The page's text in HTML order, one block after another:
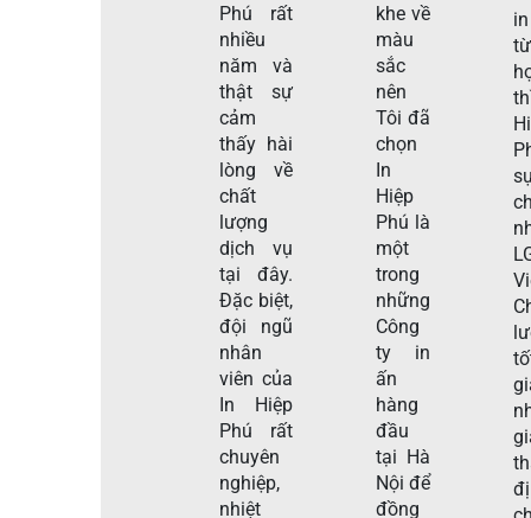
Phú rất
nhiều
năm và
thật sự
cảm
thấy hài
lòng về
chất
lượng
dịch vụ
tại đây.
Đặc biệt,
đội ngũ
nhân
viên của
In Hiệp
Phú rất
chuyên
nghiệp,
nhiệt
khe về
màu
sắc
nên
Tôi đã
chọn
In
Hiệp
Phú là
một
trong
những
Công
ty in
ấn
hàng
đầu
tại Hà
Nội để
đồng